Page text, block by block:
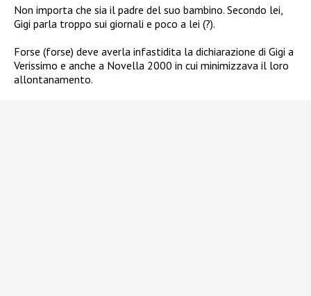
Non importa che sia il padre del suo bambino. Secondo lei,
Gigi parla troppo sui giornali e poco a lei (?).
Forse (forse) deve averla infastidita la dichiarazione di Gigi a
Verissimo e anche a Novella 2000 in cui minimizzava il loro
allontanamento.